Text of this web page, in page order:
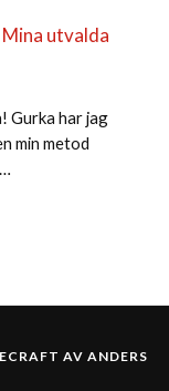
Mina utvalda
Gurka har jag
min metod
AV ANDERS